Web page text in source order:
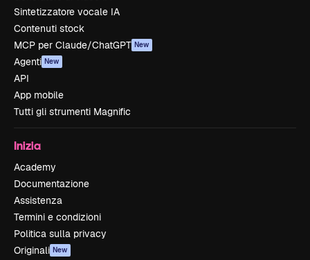
Sintetizzatore vocale IA
Contenuti stock
MCP per Claude/ChatGPT New
Agenti New
API
App mobile
Tutti gli strumenti Magnific
Inizia
Academy
Documentazione
Assistenza
Termini e condizioni
Politica sulla privacy
Originali New